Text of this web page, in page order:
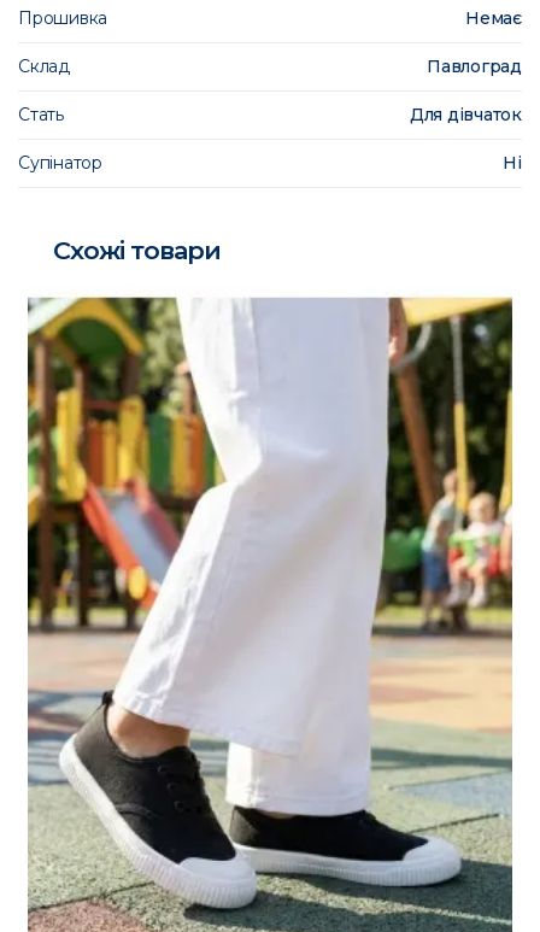
Прошивка Немає
Склад Павлоград
Стать Для дівчаток
Супінатор Ні
Схожі товари